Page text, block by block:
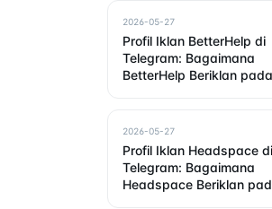
2026-05-27
Profil Iklan BetterHelp di
Telegram: Bagaimana
BetterHelp Beriklan pada
2026-05-27
Profil Iklan Headspace di
Telegram: Bagaimana
Headspace Beriklan